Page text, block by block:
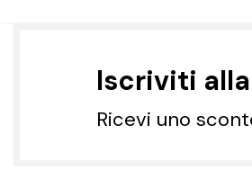
Iscriviti alla
Ricevi uno